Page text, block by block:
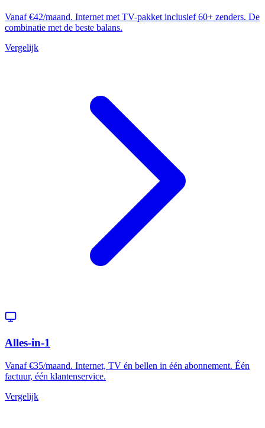
Vanaf €42/maand. Internet met TV-pakket inclusief 60+ zenders. De
combinatie met de beste balans.
Vergelijk
Alles-in-1
Vanaf €35/maand. Internet, TV én bellen in één abonnement. Één
factuur, één klantenservice.
Vergelijk